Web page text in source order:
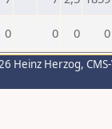
0 0 0 0
Heinz Herzog,